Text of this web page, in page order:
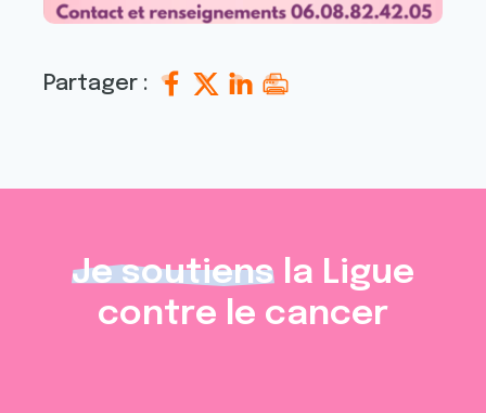
Partager :
Je soutiens la Ligue
contre le cancer